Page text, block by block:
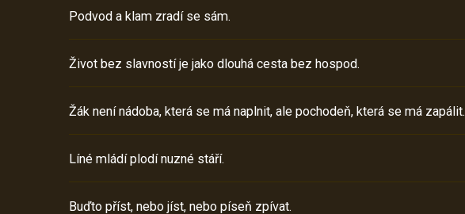
Podvod a klam zradí se sám.
Život bez slavností je jako dlouhá cesta bez hospod.
Žák není nádoba, která se má naplnit, ale pochodeň, která se má zapálit.
Líné mládí plodí nuzné stáří.
Buďto příst, nebo jíst, nebo píseň zpívat.